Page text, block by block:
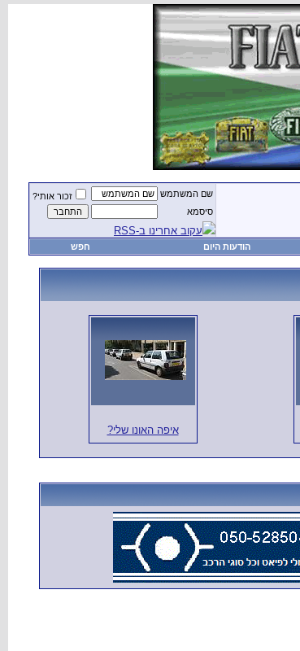
שם המשתמש
זכור אותי?
סיסמא
עקוב אחרינו ב-RSS
הודעות היום חפש
איפה האונו שלי?